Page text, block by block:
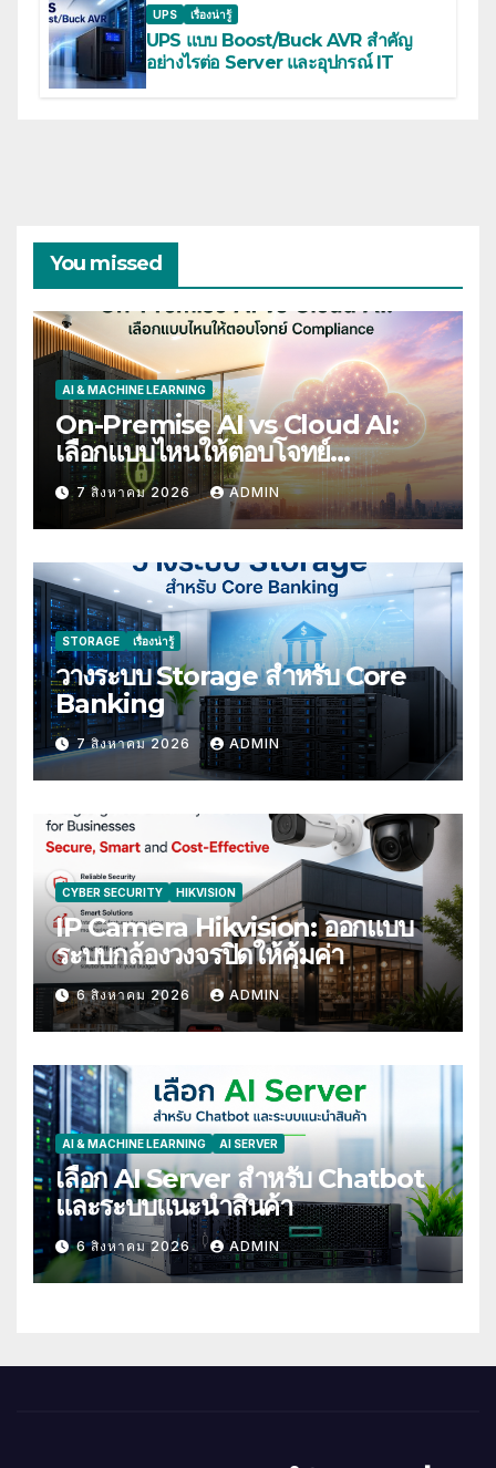
UPS เรื่องน่ารู้
UPS แบบ Boost/Buck AVR สำคัญ
อย่างไรต่อ Server และอุปกรณ์ IT
You missed
AI & MACHINE LEARNING
On-Premise AI vs Cloud AI:
เลือกแบบไหนให้ตอบโจทย์
Compliance
7 สิงหาคม 2026 ADMIN
STORAGE เรื่องน่ารู้
วางระบบ Storage สำหรับ Core
Banking
7 สิงหาคม 2026 ADMIN
CYBER SECURITY HIKVISION
IP Camera Hikvision: ออกแบบ
ระบบกล้องวงจรปิดให้คุ้มค่า
6 สิงหาคม 2026 ADMIN
AI & MACHINE LEARNING AI SERVER
เลือก AI Server สำหรับ Chatbot
และระบบแนะนำสินค้า
6 สิงหาคม 2026 ADMIN